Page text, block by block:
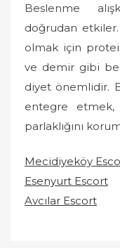
Beslenme
doğrudan etkiler.
olmak için
ve demir gibi
diyet önemlidir.
entegre etmek,
parlaklığını
Mecidiyeköy
Esenyurt Escort
Avcılar Escort